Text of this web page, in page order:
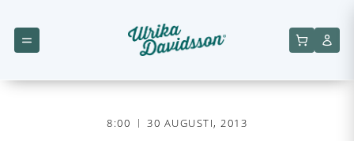
8:00 30 AUGUSTI, 2013